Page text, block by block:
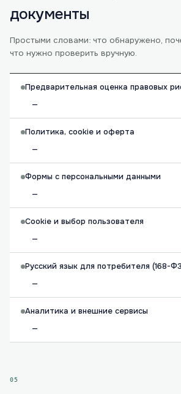
документы
Простыми словами: что обнаружено,
что нужно проверить вручную.
Предварительная оценка правовых
—
Политика, cookie и оферта
—
Формы с персональными данными
—
Cookie и выбор пользователя
—
Русский язык для потребителя (168-
—
Аналитика и внешние сервисы
—
05